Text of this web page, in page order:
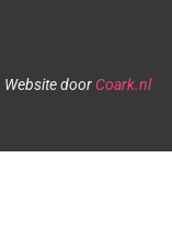
Website doorCoark.nl